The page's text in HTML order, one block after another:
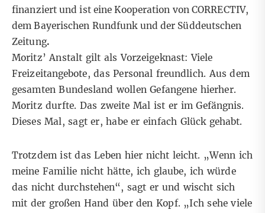
finanziert und ist eine Kooperation von CORRECTIV,
demBayerischen Rundfunkund der Süddeutschen
Zeitung.
Moritz’ Anstalt gilt als Vorzeigeknast: Viele
Freizeitangebote, das Personal freundlich. Aus dem
gesamten Bundesland wollen Gefangene hierher.
Moritz durfte. Das zweite Mal ist er im Gefängnis.
Dieses Mal, sagt er, habe er einfach Glück gehabt.
Trotzdem ist das Leben hier nicht leicht. „Wenn ich
meine Familie nicht hätte, ich glaube, ich würde
das nicht durchstehen“, sagt er und wischt sich
mit der großen Hand über den Kopf. „Ich sehe viele